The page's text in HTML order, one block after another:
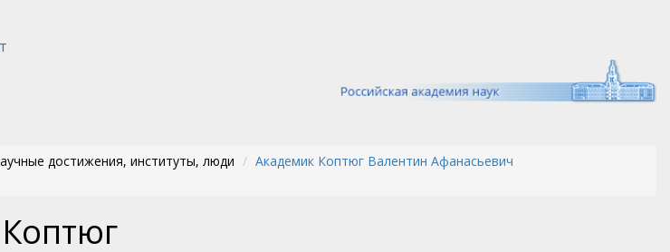
достижения, институты, люди
Академик Коптюг Валентин Афанасьевич